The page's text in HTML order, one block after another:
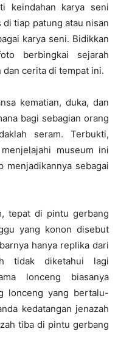
keindahan karya seni
tiap patung atau nisan
karya seni. Bidikkan
berbingkai sejarah
cerita di tempat ini.
kematian, duka, dan
bagi sebagian orang
seram. Terbukti,
museum ini
menjadikannya sebagai
tepat di pintu gerbang
yang konon disebut
hanya replika dari
tidak diketahui lagi
lonceng biasanya
lonceng yang bertalu-
kedatangan jenazah
tiba di pintu gerbang